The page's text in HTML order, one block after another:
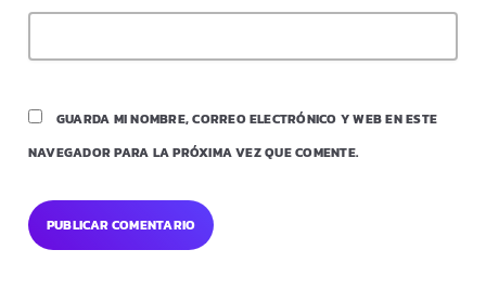
GUARDA MI NOMBRE, CORREO ELECTRÓNICO Y WEB EN ESTE
NAVEGADOR PARA LA PRÓXIMA VEZ QUE COMENTE.